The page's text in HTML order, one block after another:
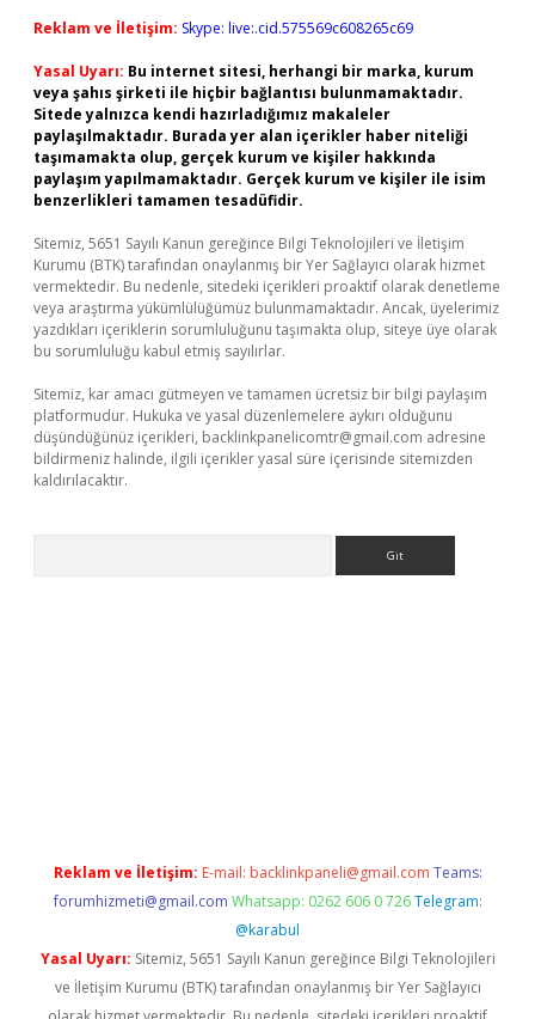
Reklam ve İletişim: Skype: live:.cid.575569c608265c69
Yasal Uyarı: Bu internet sitesi, herhangi bir marka, kurum
veya şahıs şirketi ile hiçbir bağlantısı bulunmamaktadır.
Sitede yalnızca kendi hazırladığımız makaleler
paylaşılmaktadır. Burada yer alan içerikler haber niteliği
taşımamakta olup, gerçek kurum ve kişiler hakkında
paylaşım yapılmamaktadır. Gerçek kurum ve kişiler ile isim
benzerlikleri tamamen tesadüfidir.
Sitemiz, 5651 Sayılı Kanun gereğince Bilgi Teknolojileri ve İletişim
Kurumu (BTK) tarafından onaylanmış bir Yer Sağlayıcı olarak hizmet
vermektedir. Bu nedenle, sitedeki içerikleri proaktif olarak denetleme
veya araştırma yükümlülüğümüz bulunmamaktadır. Ancak, üyelerimiz
yazdıkları içeriklerin sorumluluğunu taşımakta olup, siteye üye olarak
bu sorumluluğu kabul etmiş sayılırlar.
Sitemiz, kar amacı gütmeyen ve tamamen ücretsiz bir bilgi paylaşım
platformudur. Hukuka ve yasal düzenlemelere aykırı olduğunu
düşündüğünüz içerikleri, backlinkpanelicomtr@gmail.com adresine
bildirmeniz halinde, ilgili içerikler yasal süre içerisinde sitemizden
kaldırılacaktır.
Reklam ve İletişim: E-mail: backlinkpaneli@gmail.com Teams:
forumhizmeti@gmail.com Whatsapp: 0262 606 0 726 Telegram:
@karabul
Yasal Uyarı: Sitemiz, 5651 Sayılı Kanun gereğince Bilgi Teknolojileri
ve İletişim Kurumu (BTK) tarafından onaylanmış bir Yer Sağlayıcı